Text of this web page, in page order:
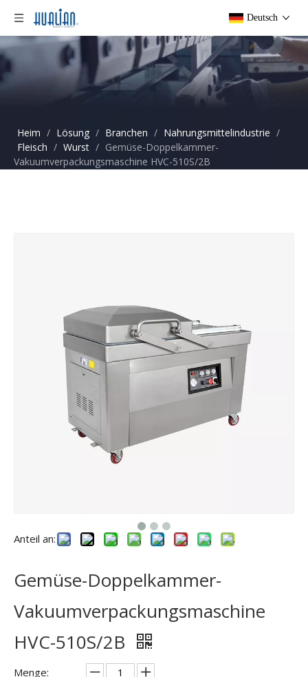
Deutsch
Heim / Lösung / Branchen / Nahrungsmittelindustrie /
Fleisch / Wurst / Gemüse-Doppelkammer-
Vakuumverpackungsmaschine HVC-510S/2B
Anteil an:
Gemüse-Doppelkammer-
Vakuumverpackungsmaschine
HVC-510S/2B
Menge: